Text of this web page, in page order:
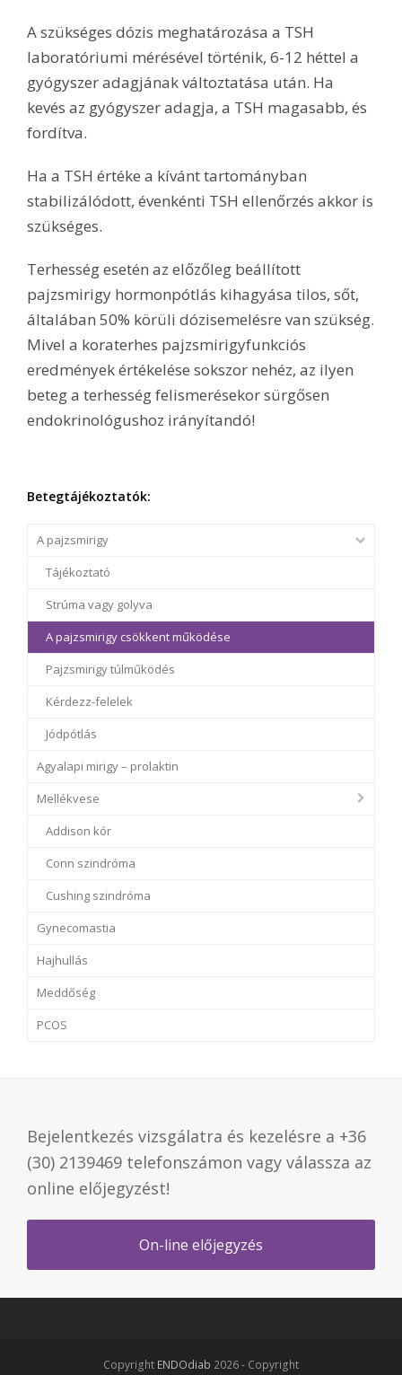
A szükséges dózis meghatározása a TSH
laboratóriumi mérésével történik, 6-12 héttel a
gyógyszer adagjának változtatása után. Ha
kevés az gyógyszer adagja, a TSH magasabb, és
fordítva.
Ha a TSH értéke a kívánt tartományban
stabilizálódott, évenkénti TSH ellenőrzés akkor is
szükséges.
Terhesség esetén az előzőleg beállított
pajzsmirigy hormonpótlás kihagyása tilos, sőt,
általában 50% körüli dózisemelésre van szükség.
Mivel a koraterhes pajzsmirigyfunkciós
eredmények értékelése sokszor nehéz, az ilyen
beteg a terhesség felismerésekor sürgősen
endokrinológushoz irányítandó!
Betegtájékoztatók:
A pajzsmirigy
Tájékoztató
Strúma vagy golyva
A pajzsmirigy csökkent működése
Pajzsmirigy túlműködés
Kérdezz-felelek
Jódpótlás
Agyalapi mirigy – prolaktin
Mellékvese
Addison kór
Conn szindróma
Cushing szindróma
Gynecomastia
Hajhullás
Meddőség
PCOS
Bejelentkezés vizsgálatra és kezelésre a +36
(30) 2139469 telefonszámon vagy válassza az
online előjegyzést!
On-line előjegyzés
Copyright ENDOdiab 2026 - Copyright